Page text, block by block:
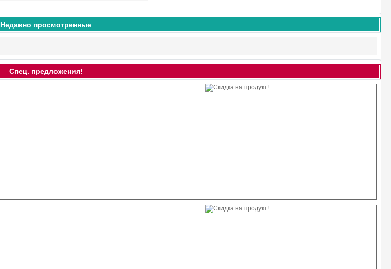
Недавно просмотренные
Спец. предложения!